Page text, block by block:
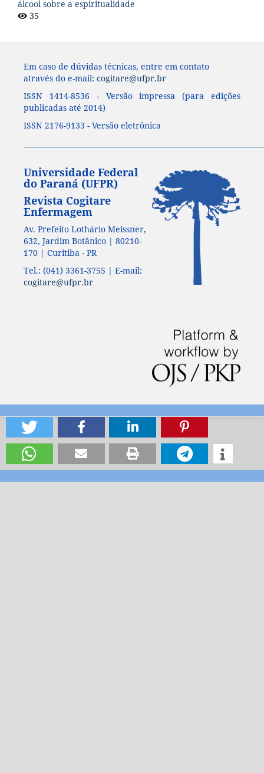
álcool sobre a espiritualidade
35
Em caso de dúvidas técnicas, entre em contato
através do e-mail: cogitare@ufpr.br
ISSN 1414-8536 - Versão impressa (para edições
publicadas até 2014)
ISSN 2176-9133 - Versão eletrônica
Universidade Federal
do Paraná (UFPR)
Revista Cogitare
Enfermagem
Av. Prefeito Lothário Meissner,
632, Jardim Botânico | 80210-
170 | Curitiba - PR
Tel.: (041) 3361-3755 | E-mail:
cogitare@ufpr.br